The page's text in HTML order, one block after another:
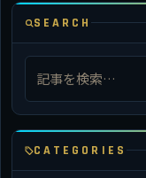
SEARCH
CATEGORIES